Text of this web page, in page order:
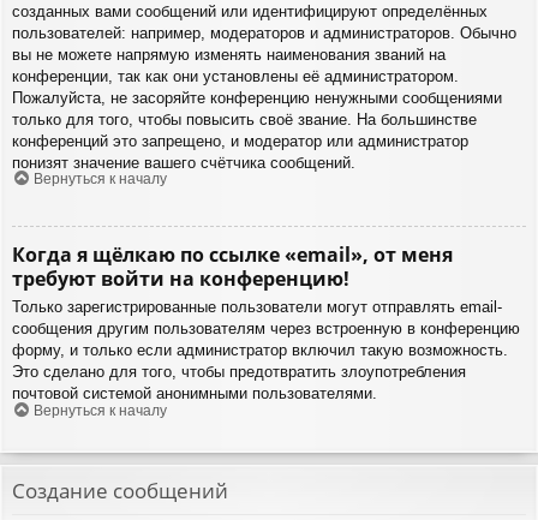
созданных вами сообщений или идентифицируют определённых
пользователей: например, модераторов и администраторов. Обычно
вы не можете напрямую изменять наименования званий на
конференции, так как они установлены её администратором.
Пожалуйста, не засоряйте конференцию ненужными сообщениями
только для того, чтобы повысить своё звание. На большинстве
конференций это запрещено, и модератор или администратор
понизят значение вашего счётчика сообщений.
Вернуться к началу
Когда я щёлкаю по ссылке «email», от меня
требуют войти на конференцию!
Только зарегистрированные пользователи могут отправлять email-
сообщения другим пользователям через встроенную в конференцию
форму, и только если администратор включил такую возможность.
Это сделано для того, чтобы предотвратить злоупотребления
почтовой системой анонимными пользователями.
Вернуться к началу
Создание сообщений